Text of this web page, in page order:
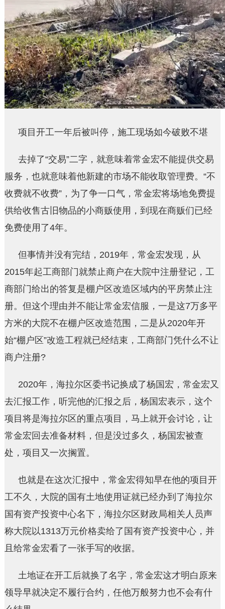
项目开工一年后被叫停，施工现场如今破败不堪
去掉了“交易”二字，就意味着常金宏不能提供交易
服务，也就意味着他新建的市场不能收取管理费。“不
收费就不收费”，为了争一口气，常金宏将场地免费提
供给收售古旧物品的小商贩使用，到现在商贩们已经
免费使用了4年。
但事情并没有完结，2019年，常金宏发现，从
2015年起工商部门就禁止商户在大院中注册登记，工
商部门给出的答复是棚户区改造区域内的平房禁止注
册。但这个理由并不能让常金宏信服，一是这7万多平
方米的大院不在棚户区改造范围，二是从2020年开
始“棚户区”改造工程就已经结束，工商部门凭什么不让
商户注册?
2020年，海拉尔区委书记换成了杨国宏，常金宏又
去汇报工作，听完他的汇报之后，杨国宏表示，这个
项目将是海拉尔区的重点项目，马上就开会讨论，让
常金宏回去准备材料，但是没过多久，杨国宏被查
处，项目又一次搁置。
也就是在这次汇报中，常金宏得知早在他的项目开
工不久，大院的国有土地使用证就已经办到了海拉尔
国有资产投资中心名下，海拉尔区财政局相关人员声
称大院以1313万元价格卖给了国有资产投资中心，并
且给常金宏看了一张手写的收据。
土地证在开工后就换了名字，常金宏这才明白原来
领导早就决定不履行合约，任他万般努力也不会有什